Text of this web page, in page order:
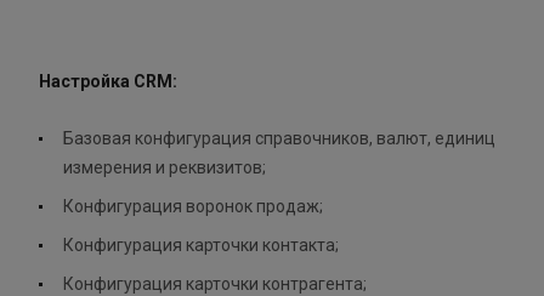
Настройка CRM:
Базовая конфигурация справочников, валют, единиц
измерения и реквизитов;
Конфигурация воронок продаж;
Конфигурация карточки контакта;
Конфигурация карточки контрагента;